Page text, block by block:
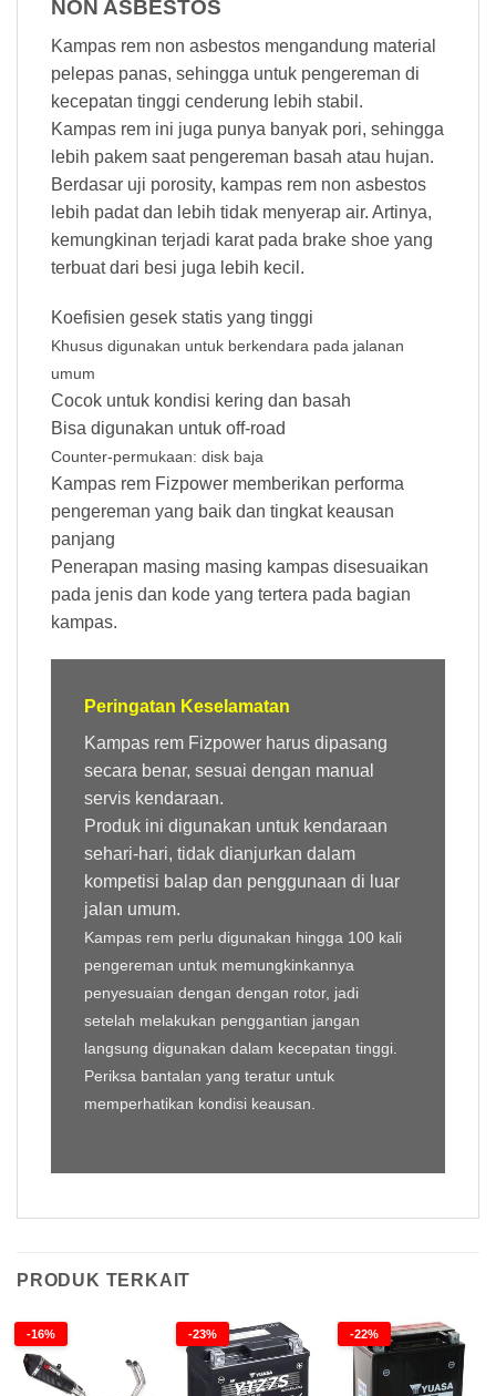
NON ASBESTOS
Kampas rem non asbestos mengandung material
pelepas panas, sehingga untuk pengereman di
kecepatan tinggi cenderung lebih stabil.
Kampas rem ini juga punya banyak pori, sehingga
lebih pakem saat pengereman basah atau hujan.
Berdasar uji porosity, kampas rem non asbestos
lebih padat dan lebih tidak menyerap air. Artinya,
kemungkinan terjadi karat pada brake shoe yang
terbuat dari besi juga lebih kecil.
Koefisien gesek statis yang tinggi
Khusus digunakan untuk berkendara pada jalanan
umum
Cocok untuk kondisi kering dan basah
Bisa digunakan untuk off-road
Counter-permukaan: disk baja
Kampas rem Fizpower memberikan performa
pengereman yang baik dan tingkat keausan
panjang
Penerapan masing masing kampas disesuaikan
pada jenis dan kode yang tertera pada bagian
kampas.
Peringatan Keselamatan
Kampas rem Fizpower harus dipasang
secara benar, sesuai dengan manual
servis kendaraan.
Produk ini digunakan untuk kendaraan
sehari-hari, tidak dianjurkan dalam
kompetisi balap dan penggunaan di luar
jalan umum.
Kampas rem perlu digunakan hingga 100 kali
pengereman untuk memungkinkannya
penyesuaian dengan dengan rotor, jadi
setelah melakukan penggantian jangan
langsung digunakan dalam kecepatan tinggi.
Periksa bantalan yang teratur untuk
memperhatikan kondisi keausan.
PRODUK TERKAIT
-16% -23% -22%